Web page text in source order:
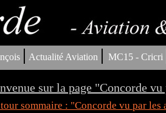
| Actualité Aviation | MC15 - Cricri
sur la page "Concorde
sommaire : "Concorde vu par les